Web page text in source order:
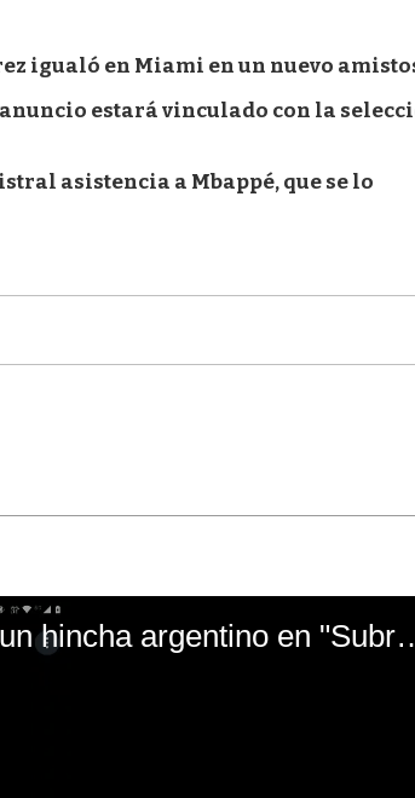
igualó en Miami en un nuevo
estará vinculado con la
asistencia a Mbappé, que se lo
El mal momento de Yanina